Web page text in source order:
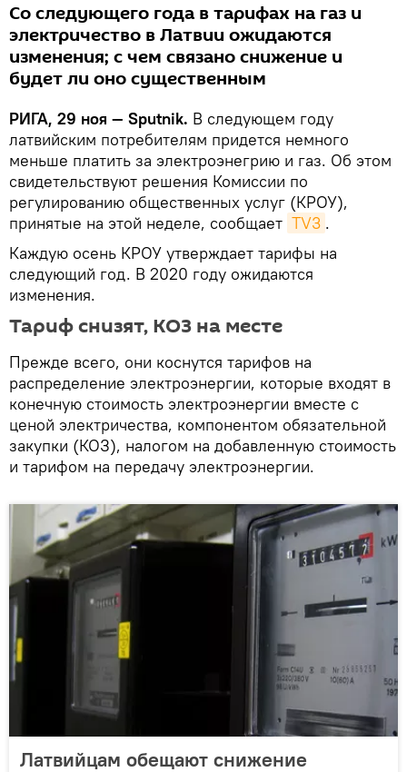
Со следующего года в тарифах на газ и
электричество в Латвии ожидаются
изменения; с чем связано снижение и
будет ли оно существенным
РИГА, 29 ноя — Sputnik. В следующем году
латвийским потребителям придется немного
меньше платить за электроэнегрию и газ. Об этом
свидетельствуют решения Комиссии по
регулированию общественных услуг (КРОУ),
принятые на этой неделе, сообщает TV3 .
Каждую осень КРОУ утверждает тарифы на
следующий год. В 2020 году ожидаются
изменения.
Тариф снизят, КОЗ на месте
Прежде всего, они коснутся тарифов на
распределение электроэнергии, которые входят в
конечную стоимость электроэнергии вместе с
ценой электричества, компонентом обязательной
закупки (КОЗ), налогом на добавленную стоимость
и тарифом на передачу электроэнергии.
Латвийцам обещают снижение